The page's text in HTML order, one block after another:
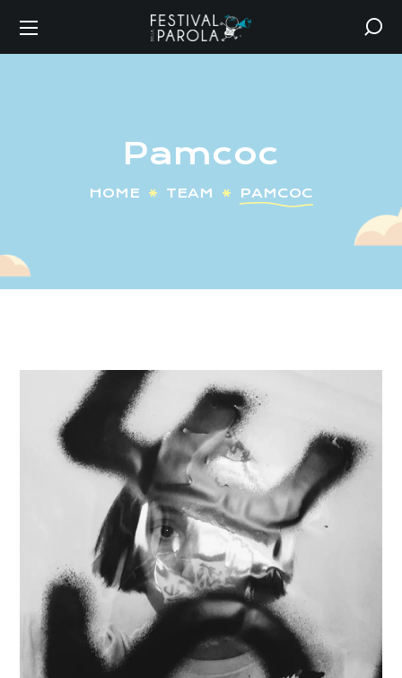
Pamcoc
HOME TEAM PAMCOC